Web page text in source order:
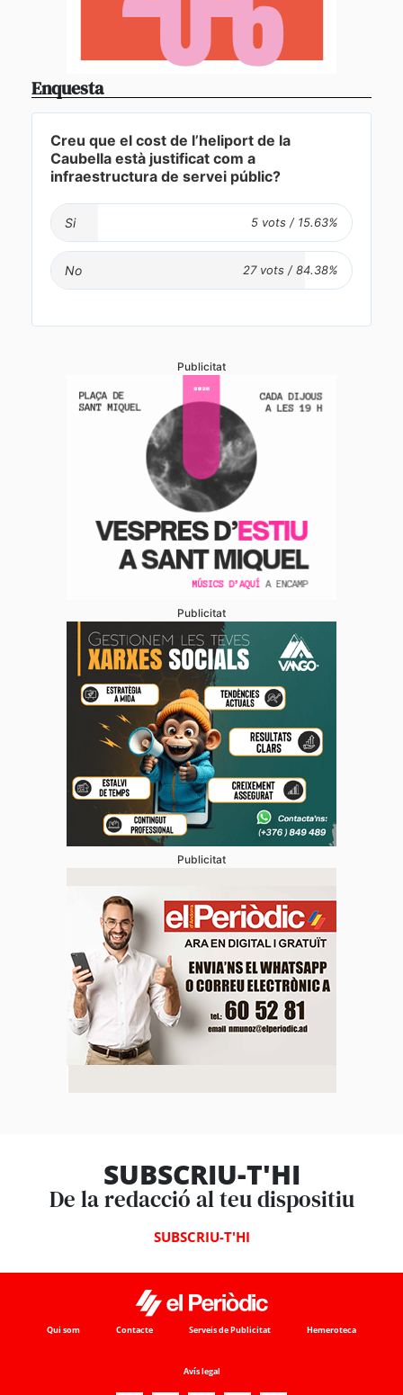
Enquesta
Creu que el cost de l’heliport de la
Caubella està justificat com a
infraestructura de servei públic?
Si
No
Publicitat
Publicitat
Publicitat
SUBSCRIU-T'HI
De la redacció al teu dispositiu
SUBSCRIU-T'HI
Qui som Contacte Serveis de Publicitat Hemeroteca
Avís legal